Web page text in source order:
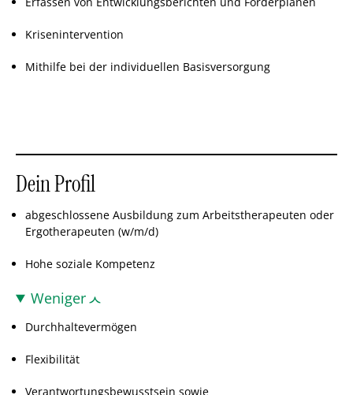
Krisenintervention
Mithilfe bei der individuellen Basisversorgung
Dein Profil
abgeschlossene Ausbildung zum Arbeitstherapeuten oder
Ergotherapeuten (w/m/d)
Hohe soziale Kompetenz
Weniger
Durchhaltevermögen
Flexibilität
Verantwortungsbewusstsein sowie